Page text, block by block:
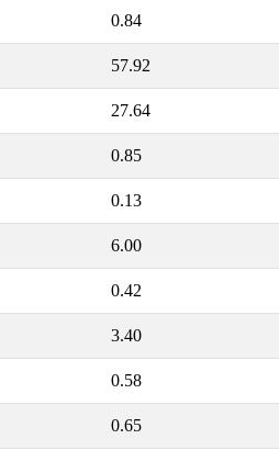
0.84
57.92
27.64
0.85
0.13
6.00
0.42
3.40
0.58
0.65